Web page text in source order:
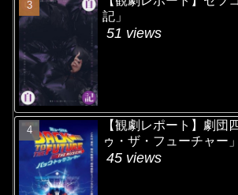
記」
51 views
【観劇レポート】劇団
ゥ・ザ・フューチャー
45 views